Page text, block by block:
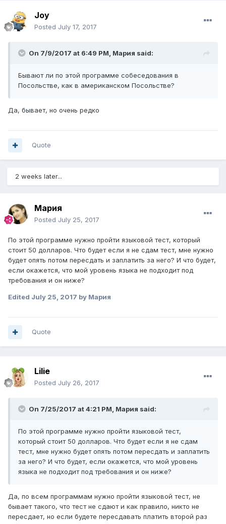
Joy
Posted July 17, 2017
On 7/9/2017 at 6:49 PM, Мария said:
Бывают ли по этой программе собеседования в
Посольстве, как в американском Посольстве?
Да, бывает, но очень редко
Quote
2 weeks later...
Мария
Posted July 25, 2017
По этой программе нужно пройти языковой тест, который
стоит 50 долларов. Что будет если я не сдам тест, мне нужно
будет опять потом пересдать и заплатить за него? И что будет,
если окажется, что мой уровень языка не подходит под
требования и он ниже?
Edited July 25, 2017 by Мария
Quote
Lilie
Posted July 26, 2017
On 7/25/2017 at 4:21 PM, Мария said:
По этой программе нужно пройти языковой тест,
который стоит 50 долларов. Что будет если я не сдам
тест, мне нужно будет опять потом пересдать и заплатить
за него? И что будет, если окажется, что мой уровень
языка не подходит под требования и он ниже?
Да, по всем программам нужно пройти языковой тест, не
бывает такого, что тест не сдают и как правило, никто не
пересдает, но если будете пересдавать платить второй раз